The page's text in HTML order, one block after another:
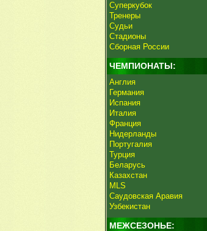
Суперкубок
Тренеры
Судьи
Стадионы
Сборная России
ЧЕМПИОНАТЫ:
Англия
Германия
Испания
Италия
Франция
Нидерланды
Португалия
Турция
Беларусь
Казахстан
MLS
Саудовская Аравия
Узбекистан
МЕЖСЕЗОНЬЕ: